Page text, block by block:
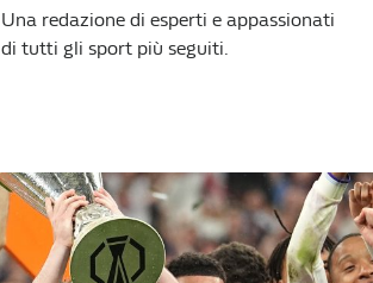
Una redazione di esperti e appassionati
di tutti gli sport più seguiti.